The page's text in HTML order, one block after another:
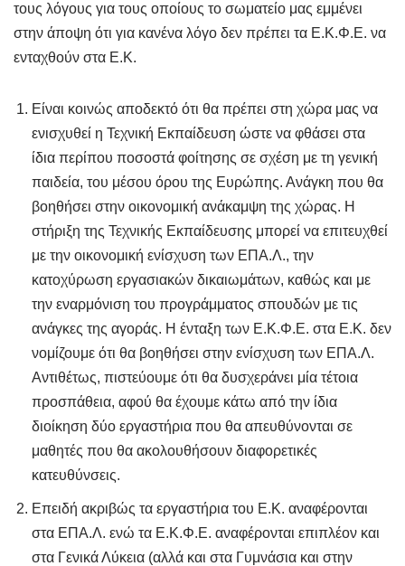
τους λόγους για τους οποίους το σωματείο μας εμμένει
στην άποψη ότι για κανένα λόγο δεν πρέπει τα Ε.Κ.Φ.Ε. να
ενταχθούν στα Ε.Κ.
Είναι κοινώς αποδεκτό ότι θα πρέπει στη χώρα μας να
ενισχυθεί η Τεχνική Εκπαίδευση ώστε να φθάσει στα
ίδια περίπου ποσοστά φοίτησης σε σχέση με τη γενική
παιδεία, του μέσου όρου της Ευρώπης. Ανάγκη που θα
βοηθήσει στην οικονομική ανάκαμψη της χώρας. Η
στήριξη της Τεχνικής Εκπαίδευσης μπορεί να επιτευχθεί
με την οικονομική ενίσχυση των ΕΠΑ.Λ., την
κατοχύρωση εργασιακών δικαιωμάτων, καθώς και με
την εναρμόνιση του προγράμματος σπουδών με τις
ανάγκες της αγοράς. Η ένταξη των Ε.Κ.Φ.Ε. στα Ε.Κ. δεν
νομίζουμε ότι θα βοηθήσει στην ενίσχυση των ΕΠΑ.Λ.
Αντιθέτως, πιστεύουμε ότι θα δυσχεράνει μία τέτοια
προσπάθεια, αφού θα έχουμε κάτω από την ίδια
διοίκηση δύο εργαστήρια που θα απευθύνονται σε
μαθητές που θα ακολουθήσουν διαφορετικές
κατευθύνσεις.
Επειδή ακριβώς τα εργαστήρια του Ε.Κ. αναφέρονται
στα ΕΠΑ.Λ. ενώ τα Ε.Κ.Φ.Ε. αναφέρονται επιπλέον και
στα Γενικά Λύκεια (αλλά και στα Γυμνάσια και στην